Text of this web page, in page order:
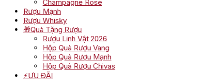
Champagne Rose
Rượu Mạnh
Rượu Whisky
🎁Quà Tặng Rượu
Rượu Linh Vật 2026
Hộp Quà Rượu Vang
Hộp Quà Rượu Mạnh
Hộp Quà Rượu Chivas
⚡ƯU ĐÃI